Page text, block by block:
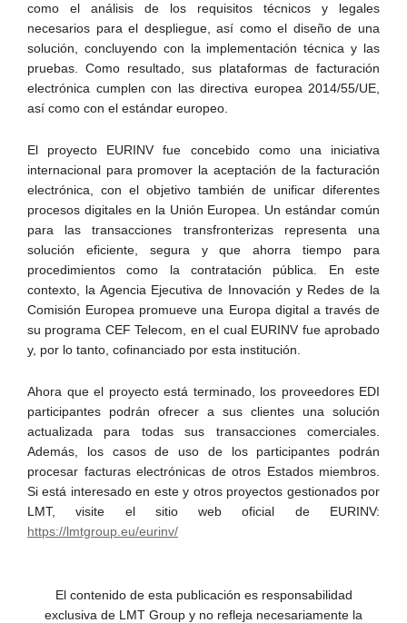
como el análisis de los requisitos técnicos y legales
necesarios para el despliegue, así como el diseño de una
solución, concluyendo con la implementación técnica y las
pruebas. Como resultado, sus plataformas de facturación
electrónica cumplen con las directiva europea 2014/55/​​UE,
así como con el estándar europeo.
El proyecto EURINV fue concebido como una iniciativa
internacional para promover la aceptación de la facturación
electrónica, con el objetivo también de unificar diferentes
procesos digitales en la Unión Europea. Un estándar común
para las transacciones transfronterizas representa una
solución eficiente, segura y que ahorra tiempo para
procedimientos como la contratación pública. En este
contexto, la Agencia Ejecutiva de Innovación y Redes de la
Comisión Europea promueve una Europa digital a través de
su programa CEF Telecom, en el cual EURINV fue aprobado
y, por lo tanto, cofinanciado por esta institución.
Ahora que el proyecto está terminado, los proveedores EDI
participantes podrán ofrecer a sus clientes una solución
actualizada para todas sus transacciones comerciales.
Además, los casos de uso de los participantes podrán
procesar facturas electrónicas de otros Estados miembros.
Si está interesado en este y otros proyectos gestionados por
LMT, visite el sitio web oficial de EURINV:
https://lmtgroup.eu/eurinv/
El contenido de esta publicación es responsabilidad
exclusiva de LMT Group y no refleja necesariamente la